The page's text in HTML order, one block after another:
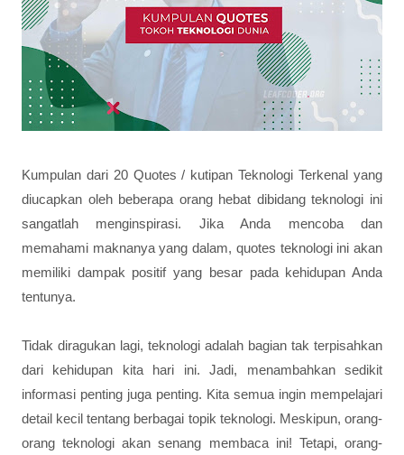
Kumpulan dari 20 Quotes / kutipan Teknologi Terkenal yang
diucapkan oleh beberapa orang hebat dibidang teknologi ini
sangatlah menginspirasi. Jika Anda mencoba dan
memahami maknanya yang dalam, quotes teknologi ini akan
memiliki dampak positif yang besar pada kehidupan Anda
tentunya.
Tidak diragukan lagi, teknologi adalah bagian tak terpisahkan
dari kehidupan kita hari ini. Jadi, menambahkan sedikit
informasi penting juga penting. Kita semua ingin mempelajari
detail kecil tentang berbagai topik teknologi. Meskipun, orang-
orang teknologi akan senang membaca ini! Tetapi, orang-